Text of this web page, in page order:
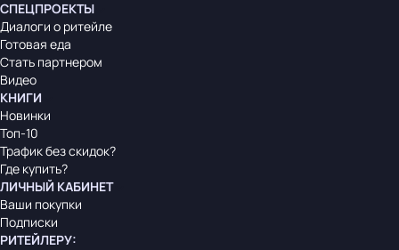
СПЕЦПРОЕКТЫ
Диалоги о ритейле
Готовая еда
Стать партнером
Видео
КНИГИ
Новинки
Топ-10
Трафик без скидок?
Где купить?
ЛИЧНЫЙ КАБИНЕТ
Ваши покупки
Подписки
РИТЕЙЛЕРУ: